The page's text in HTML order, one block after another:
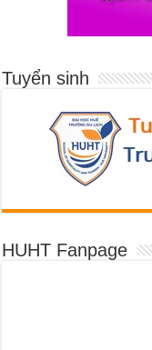
Tuyển sinh
HUHT Fanpage